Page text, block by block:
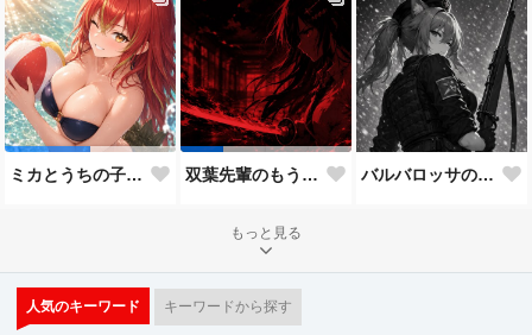
ミカとうちの子8人目 双葉先輩のもう一つの顔３ バルバロッサの狙撃兵（Kar98バージョン）
もっと見る
人気のキーワード キーワードから探す